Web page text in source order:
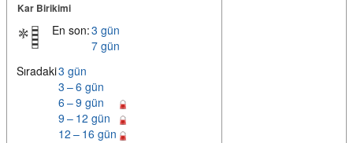
Kar Birikimi
En son:3 gün
7 gün
Sıradaki3 gün
3 – 6 gün
6 – 9 gün
9 – 12 gün
12 – 16 gün